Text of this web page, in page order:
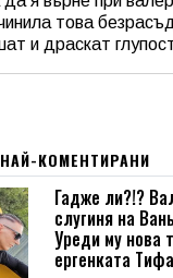
това
и драскат
НАЙ-КОМЕНТИРАНИ
Гадже ли?!?
слугиня на
Уреди му нова
ергенката